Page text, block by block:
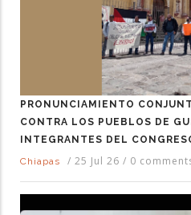
PRONUNCIAMIENTO
CONTRA LOS PUEBLOS DE
INTEGRANTES DEL
Chiapas
/ 25 Jul 26 / 0